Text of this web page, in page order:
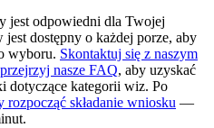
jest odpowiedni dla Twojej
jest dostępny o każdej porze, aby
wyboru. Skontaktuj się z naszym
przejrzyj nasze FAQ, aby uzyskać
dotyczące kategorii wiz. Po
składanie wniosku —